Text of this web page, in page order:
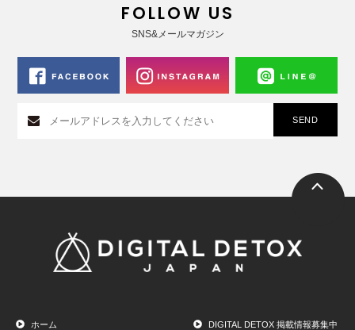
FOLLOW US
SNS&メールマガジン
ホーム DIGITAL DETOX 掲載情報募集中